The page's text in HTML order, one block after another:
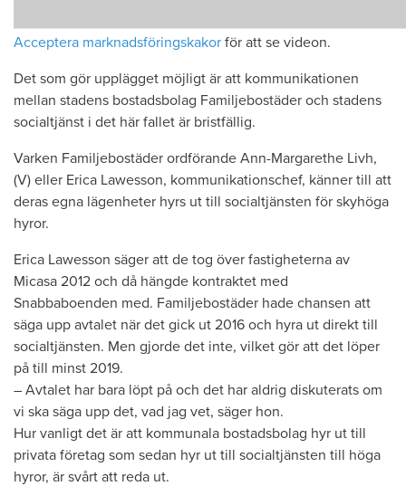
Acceptera marknadsföringskakor för att se videon.
Det som gör upplägget möjligt är att kommunikationen
mellan stadens bostadsbolag Familjebostäder och stadens
socialtjänst i det här fallet är bristfällig.
Varken Familjebostäder ordförande Ann-Margarethe Livh,
(V) eller Erica Lawesson, kommunikationschef, känner till att
deras egna lägenheter hyrs ut till socialtjänsten för skyhöga
hyror.
Erica Lawesson säger att de tog över fastigheterna av
Micasa 2012 och då hängde kontraktet med
Snabbaboenden med. Familjebostäder hade chansen att
säga upp avtalet när det gick ut 2016 och hyra ut direkt till
socialtjänsten. Men gjorde det inte, vilket gör att det löper
på till minst 2019.
– Avtalet har bara löpt på och det har aldrig diskuterats om
vi ska säga upp det, vad jag vet, säger hon.
Hur vanligt det är att kommunala bostadsbolag hyr ut till
privata företag som sedan hyr ut till socialtjänsten till höga
hyror, är svårt att reda ut.